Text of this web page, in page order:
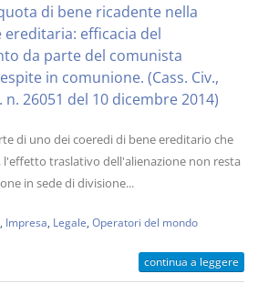
di bene ricadente nella
efficacia del
da parte del comunista
in comunione. (Cass. Civ.,
n. 26051 del 10 dicembre 2014)
di uno dei coeredi di bene ereditario che
l'effetto traslativo dell'alienazione non resta
in sede di divisione...
Impresa Legale Operatori del mondo
continua a leggere